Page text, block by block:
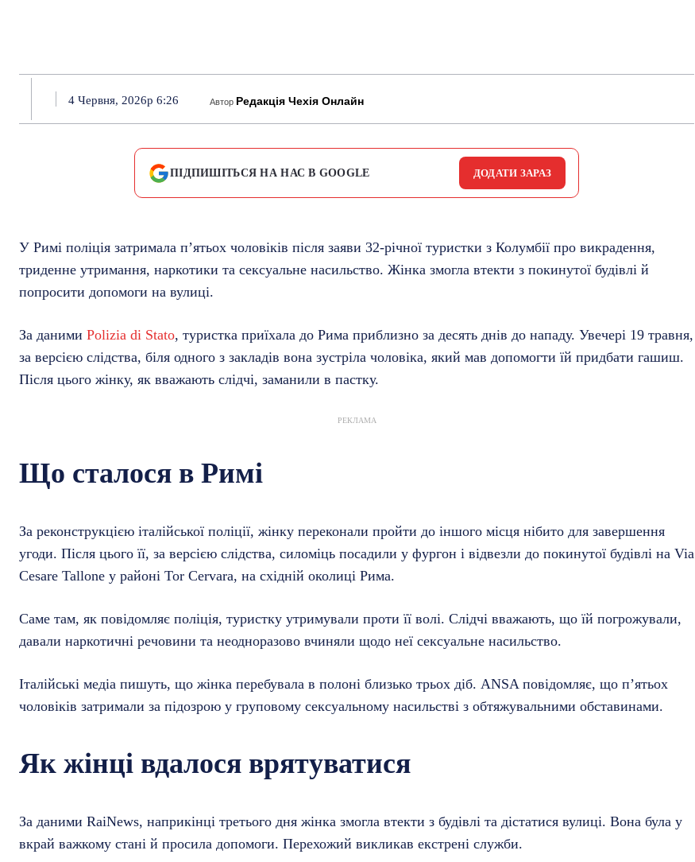
4 Червня, 2026р 6:26 Автор Редакція Чехія Онлайн
ПІДПИШІТЬСЯ НА НАС В GOOGLE ДОДАТИ ЗАРАЗ
У Римі поліція затримала п’ятьох чоловіків після заяви 32-річної туристки з Колумбії про викрадення,
триденне утримання, наркотики та сексуальне насильство. Жінка змогла втекти з покинутої будівлі й
попросити допомоги на вулиці.
За даними Polizia di Stato, туристка приїхала до Рима приблизно за десять днів до нападу. Увечері 19 травня,
за версією слідства, біля одного з закладів вона зустріла чоловіка, який мав допомогти їй придбати гашиш.
Після цього жінку, як вважають слідчі, заманили в пастку.
РЕКЛАМА
Що сталося в Римі
За реконструкцією італійської поліції, жінку переконали пройти до іншого місця нібито для завершення
угоди. Після цього її, за версією слідства, силоміць посадили у фургон і відвезли до покинутої будівлі на Via
Cesare Tallone у районі Tor Cervara, на східній околиці Рима.
Саме там, як повідомляє поліція, туристку утримували проти її волі. Слідчі вважають, що їй погрожували,
давали наркотичні речовини та неодноразово вчиняли щодо неї сексуальне насильство.
Італійські медіа пишуть, що жінка перебувала в полоні близько трьох діб. ANSA повідомляє, що п’ятьох
чоловіків затримали за підозрою у груповому сексуальному насильстві з обтяжувальними обставинами.
Як жінці вдалося врятуватися
За даними RaiNews, наприкінці третього дня жінка змогла втекти з будівлі та дістатися вулиці. Вона була у
вкрай важкому стані й просила допомоги. Перехожий викликав екстрені служби.